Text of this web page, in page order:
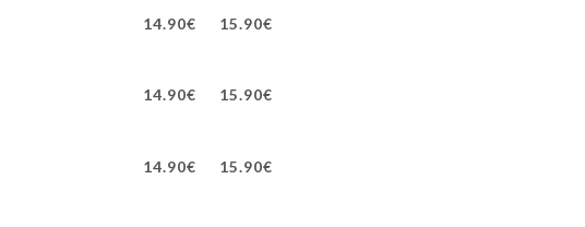
14.90€ 15.90€
14.90€ 15.90€
14.90€ 15.90€